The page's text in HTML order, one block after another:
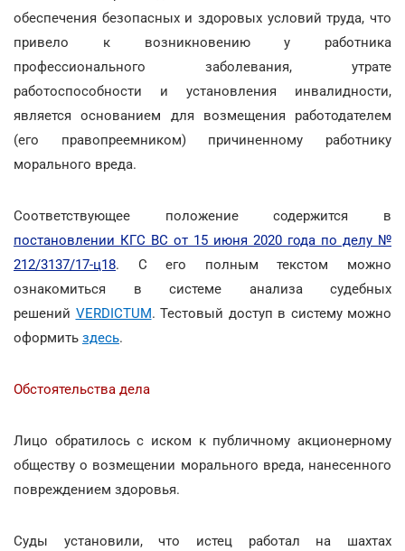
обеспечения безопасных и здоровых условий труда, что
привело к возникновению у работника
профессионального заболевания, утрате
работоспособности и установления инвалидности,
является основанием для возмещения работодателем
(его правопреемником) причиненному работнику
морального вреда.
Соответствующее положение содержится в
постановлении КГС ВС от 15 июня 2020 года по делу №
212/3137/17-ц18. С его полным текстом можно
ознакомиться в системе анализа судебных
решений VERDICTUM. Тестовый доступ в систему можно
оформить здесь.
Обстоятельства дела
Лицо обратилось с иском к публичному акционерному
обществу о возмещении морального вреда, нанесенного
повреждением здоровья.
Суды установили, что истец работал на шахтах